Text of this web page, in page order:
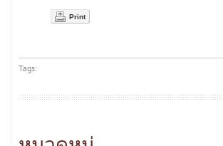
Print
Tags: